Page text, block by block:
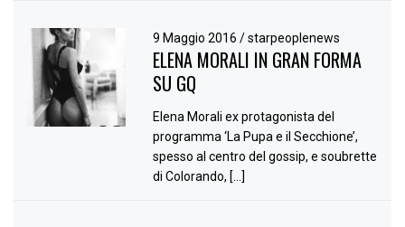
9 Maggio 2016/ starpeoplenews
ELENA MORALI IN GRAN FORMA
SU GQ
Elena Morali ex protagonista del
programma ‘La Pupa e il Secchione’,
spesso al centro del gossip, e soubrette
di Colorando, […]